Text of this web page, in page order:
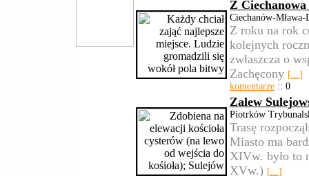
Z
Ciechanów-
Z roku na rok
kolejnych
zwłaszcza o
Zachęcony [...]
komentarze :: 0
Zalew
Piotrków
Trasę
Miasto ma
XIVw. było to
XVw.) [...]